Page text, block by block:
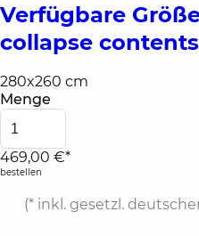
Verfügbare
collapse contents
280x260 cm
Menge
469,00 €*
bestellen
(* inkl. gesetzl.